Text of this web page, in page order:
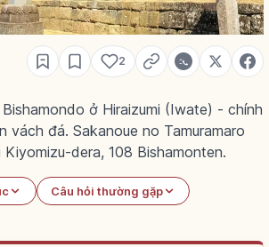
2
ở Hiraizumi (Iwate) - chính
vách đá. Sakanoue no Tamuramaro
dera, 108 Bishamonten.
Câu hỏi thường gặp